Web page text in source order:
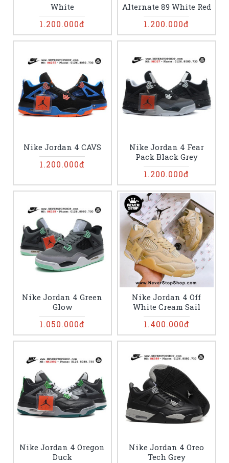
White
1.200.000đ
Alternate 89 White Red
1.200.000đ
Nike Jordan 4 CAVS
1.200.000đ
Nike Jordan 4 Fear
Pack Black Grey
1.200.000đ
Nike Jordan 4 Green
Glow
1.050.000đ
Nike Jordan 4 Off
White Cream Sail
1.400.000đ
Nike Jordan 4 Oregon
Duck
Nike Jordan 4 Oreo
Tech Grey